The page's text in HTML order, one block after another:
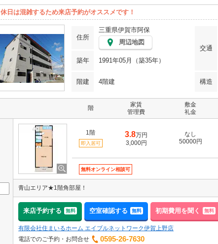
休日は混雑するため来店予約がオススメです！
住所
三重県伊賀市阿保
周辺地図
交通
築年
1991年05月（築35年）
階建 4階建 構造
階
家賃
管理費
敷金
礼金
1階
即入居可
3.8万円
3,000円
なし
50000円
無料オンライン相談可
青山エリア★1階角部屋！
来店予約する 無料 空室確認する 無料 初期費用を聞く 無料
有限会社住まいるホーム エイブルネットワーク伊賀上野店
電話でのご予約・お問合せ
0595-26-7630